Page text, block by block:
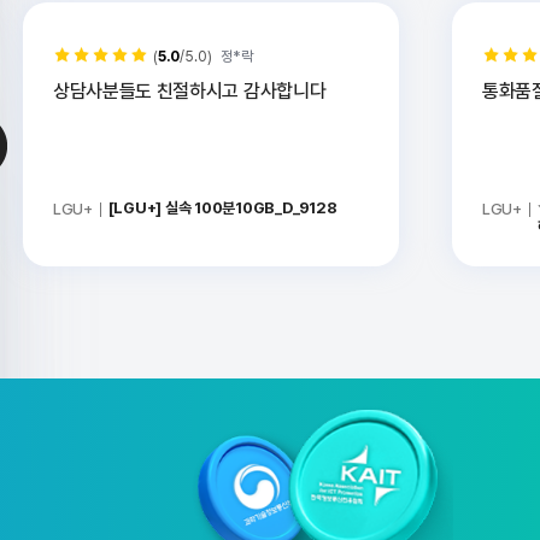
(5.0/5.0) 정*락
상담사분들도 친절하시고 감사합니다
LGU+ [LGU+] 실속 100분10GB_D_9128 LGU+